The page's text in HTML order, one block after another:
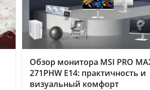
Обзор монитора MSI PRO
271PHW E14: практичность и
визуальный комфорт